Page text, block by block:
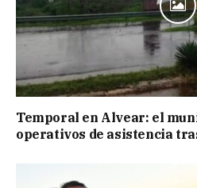
Temporal en Alvear: el
operativos de asistencia